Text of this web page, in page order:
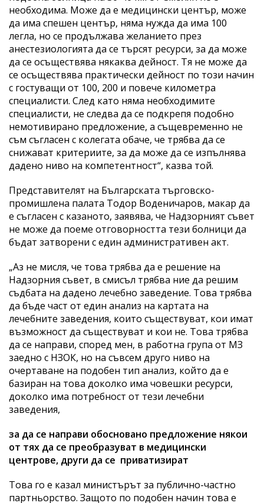
необходима. Може да е медицински център, може
да има спешен център, няма нужда да има 100
легла, но се продължава желанието през
анестезиологията да се търсят ресурси, за да може
да се осъществява някаква дейност. Тя не може да
се осъществява практически дейност по този начин
с гостуващи от 100, 200 и повече километра
специалисти. След като няма необходимите
специалисти, не следва да се подкрепя подобно
немотивирано предложение, а същевременно не
съм съгласен с колегата обаче, че трябва да се
снижават критериите, за да може да се изпълнява
дадено ниво на компетентност“, казва той.
Представителят на Българската търговско-
промишлена палата Тодор Воденичаров, макар да
е съгласен с казаното, заявява, че Надзорният съвет
не може да поеме отговорността тези болници да
бъдат затворени с един административен акт.
„Аз не мисля, че това трябва да е решение на
Надзорния съвет, в смисъл трябва ние да решим
съдбата на дадено лечебно заведение. Това трябва
да бъде част от един анализ на картата на
лечебните заведения, които съществуват, кои имат
възможност да съществуват и кои не. Това трябва
да се направи, според мен, в работна група от МЗ
заедно с НЗОК, но на съвсем друго ниво на
очертаване на подобен тип анализ, който да е
базиран на това доколко има човешки ресурси,
доколко има потребност от тези лечебни
заведения,
за да се направи обосновано предложение някои
от тях да се преобразуват в медицински
центрове, други да се приватизират
Това го е казал министърът за публично-частно
партньорство. Защото по подобен начин това е